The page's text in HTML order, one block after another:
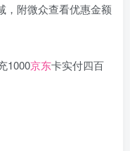
1000京东卡实付四百